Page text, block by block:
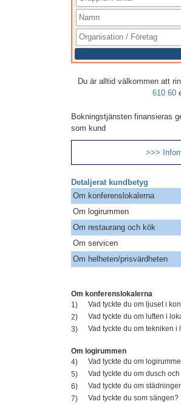
Du är alltid välkommen att
610 60
Bokningstjänsten finansieras
som kund
>>>
Detaljerat kundbetyg
Om konferenslokalerna
Om logirummen
Om restaurang och kök
Om servicen
Om helheten/prisvärdheten
Om konferenslokalerna
1)
Vad tyckte du om ljuset i
2)
Vad tyckte du om luften i
3)
Vad tyckte du om tekniken
Om logirummen
4)
Vad tyckte du om
5)
Vad tyckte du om dusch
6)
Vad tyckte du om
7)
Vad tyckte du som sängen?